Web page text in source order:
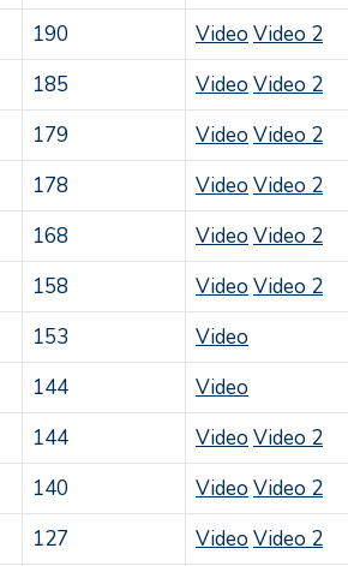
190 Video Video 2
185 Video Video 2
179 Video Video 2
178 Video Video 2
168 Video Video 2
158 Video Video 2
153
Video
144
Video
144 Video Video 2
140 Video Video 2
127 Video Video 2